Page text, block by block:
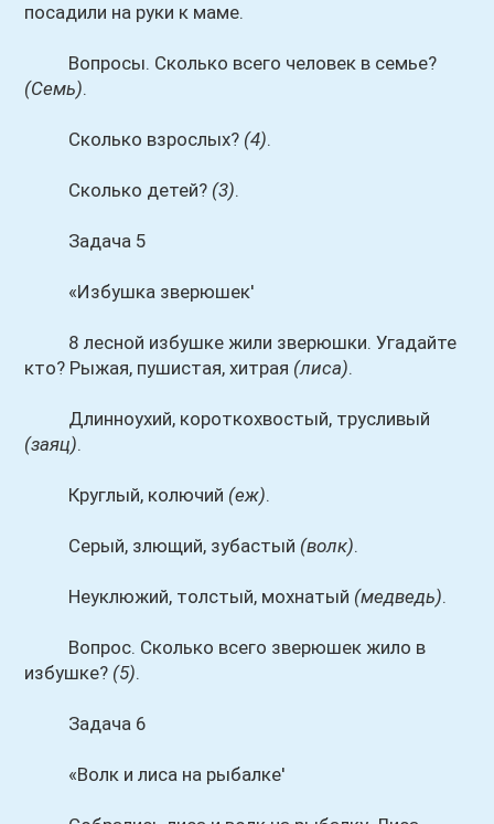
посадили на руки к маме.
Вопросы. Сколько всего человек в семье?
(Семь).
Сколько взрослых? (4).
Сколько детей? (3).
Задача 5
«Избушка зверюшек'
8 лесной избушке жили зверюшки. Угадайте
кто? Рыжая, пушистая, хитрая (лиса).
Длинноухий, короткохвостый, трусливый
(заяц).
Круглый, колючий (еж).
Серый, злющий, зубастый (волк).
Неуклюжий, толстый, мохнатый (медведь).
Вопрос. Сколько всего зверюшек жило в
избушке? (5).
Задача 6
«Волк и лиса на рыбалке'